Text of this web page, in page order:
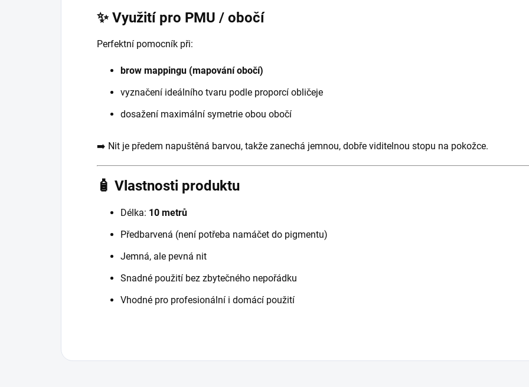
✨ Využití pro PMU / obočí
Perfektní pomocník při:
brow mappingu (mapování obočí)
vyznačení ideálního tvaru podle proporcí obličeje
dosažení maximální symetrie obou obočí
➡️ Nit je předem napuštěná barvou, takže zanechá jemnou, dobře viditelnou stopu na pokožce.
🧴 Vlastnosti produktu
Délka: 10 metrů
Předbarvená (není potřeba namáčet do pigmentu)
Jemná, ale pevná nit
Snadné použití bez zbytečného nepořádku
Vhodné pro profesionální i domácí použití